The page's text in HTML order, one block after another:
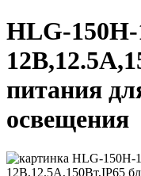
HLG-
питания
освещения